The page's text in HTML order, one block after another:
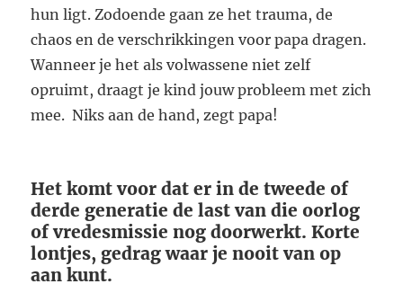
hun ligt. Zodoende gaan ze het trauma, de
chaos en de verschrikkingen voor papa dragen.
Wanneer je het als volwassene niet zelf
opruimt, draagt je kind jouw probleem met zich
mee. Niks aan de hand, zegt papa!
Het komt voor dat er in de tweede of
derde generatie de last van die oorlog
of vredesmissie nog doorwerkt. Korte
lontjes, gedrag waar je nooit van op
aan kunt.